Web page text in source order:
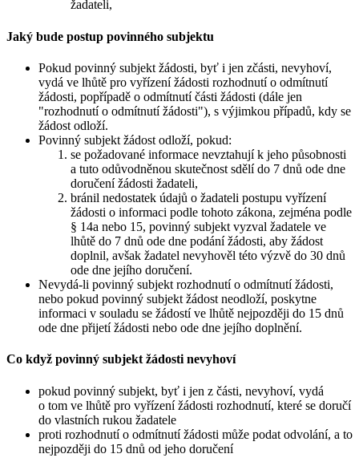
žadateli,
Jaký bude postup povinného subjektu
Pokud povinný subjekt žádosti, byť i jen zčásti, nevyhoví,
vydá ve lhůtě pro vyřízení žádosti rozhodnutí o odmítnutí
žádosti, popřípadě o odmítnutí části žádosti (dále jen
"rozhodnutí o odmítnutí žádosti"), s výjimkou případů, kdy se
žádost odloží.
Povinný subjekt žádost odloží, pokud:
se požadované informace nevztahují k jeho působnosti
a tuto odůvodněnou skutečnost sdělí do 7 dnů ode dne
doručení žádosti žadateli,
bránil nedostatek údajů o žadateli postupu vyřízení
žádosti o informaci podle tohoto zákona, zejména podle
§ 14a nebo 15, povinný subjekt vyzval žadatele ve
lhůtě do 7 dnů ode dne podání žádosti, aby žádost
doplnil, avšak žadatel nevyhověl této výzvě do 30 dnů
ode dne jejího doručení.
Nevydá-li povinný subjekt rozhodnutí o odmítnutí žádosti,
nebo pokud povinný subjekt žádost neodloží, poskytne
informaci v souladu se žádostí ve lhůtě nejpozději do 15 dnů
ode dne přijetí žádosti nebo ode dne jejího doplnění.
Co když povinný subjekt žádosti nevyhoví
pokud povinný subjekt, byť i jen z části, nevyhoví, vydá
o tom ve lhůtě pro vyřízení žádosti rozhodnutí, které se doručí
do vlastních rukou žadatele
proti rozhodnutí o odmítnutí žádosti může podat odvolání, a to
nejpozději do 15 dnů od jeho doručení